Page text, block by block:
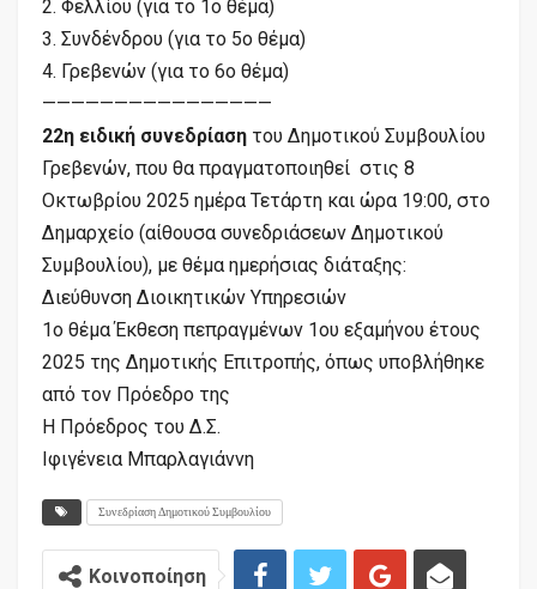
2. Φελλίου (για το 1ο θέμα)
3. Συνδένδρου (για το 5ο θέμα)
4. Γρεβενών (για το 6ο θέμα)
————————————————
22η ειδική συνεδρίαση του Δημοτικού Συμβουλίου
Γρεβενών, που θα πραγματοποιηθεί στις 8
Οκτωβρίου 2025 ημέρα Τετάρτη και ώρα 19:00, στο
Δημαρχείο (αίθουσα συνεδριάσεων Δημοτικού
Συμβουλίου), με θέμα ημερήσιας διάταξης:
Διεύθυνση Διοικητικών Υπηρεσιών
1ο θέμα Έκθεση πεπραγμένων 1ου εξαμήνου έτους
2025 της Δημοτικής Επιτροπής, όπως υποβλήθηκε
από τον Πρόεδρο της
Η Πρόεδρος του Δ.Σ.
Ιφιγένεια Μπαρλαγιάννη
Συνεδρίαση Δημοτικού Συμβουλίου
Κοινοποίηση